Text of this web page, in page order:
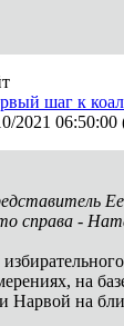
шаг к
2021 06:50:00
справа -
на
Нарвой на